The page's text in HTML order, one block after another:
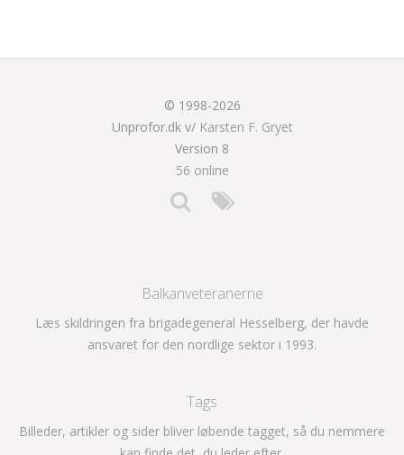
© 1998-2026
Unprofor.dk v/ Karsten F. Gryet
Version 8
56 online
Balkanveteranerne
Læs skildringen fra brigadegeneral Hesselberg, der havde
ansvaret for den nordlige sektor i 1993.
Tags
Billeder, artikler og sider bliver løbende tagget, så du nemmere